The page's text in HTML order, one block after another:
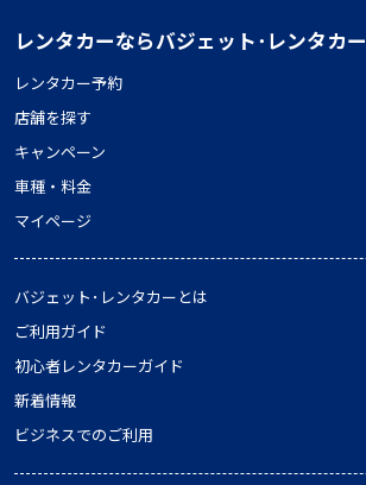
レンタカーならバジェット･レンタカー
レンタカー予約
店舗を探す
キャンペーン
車種・料金
マイページ
バジェット･レンタカーとは
ご利用ガイド
初心者レンタカーガイド
新着情報
ビジネスでのご利用